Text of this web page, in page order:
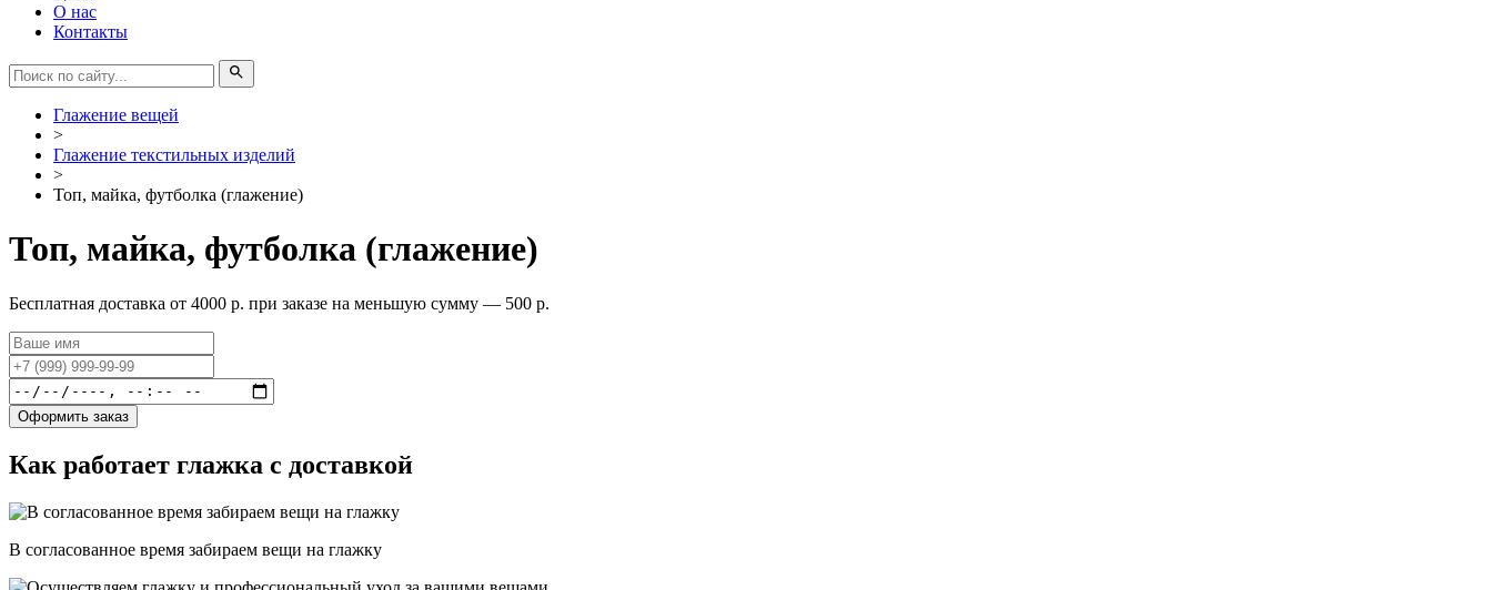
О нас
Контакты
Глажение вещей
>
Глажение текстильных изделий
>
Топ, майка, футболка (глажение)
Топ, майка, футболка (глажение)
Бесплатная доставка от 4000 р. при заказе на меньшую сумму — 500 р.
Оформить заказ
Как работает глажка с доставкой
В согласованное время забираем вещи на глажку